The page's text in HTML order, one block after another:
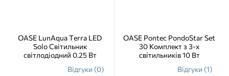
OASE LunAqua Terra LED
Solo Світильник
світлодіодний 0.25 Вт
Відгуки (0)
OASE Pontec PondoStar Set
30 Комплект з 3-х
світильників 10 Вт
Відгуки (1)